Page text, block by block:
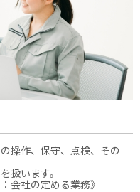
操作、保守、点検、その
扱います。
会社の定める業務》